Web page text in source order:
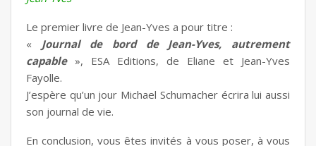
Le premier livre de Jean-Yves a pour titre :
« Journal de bord de Jean-Yves, autrement
capable», ESA Editions, de Eliane et Jean-Yves
Fayolle.
J’espère qu’un jour Michael Schumacher écrira lui aussi
son journal de vie.
En conclusion, vous êtes invités à vous poser, à vous